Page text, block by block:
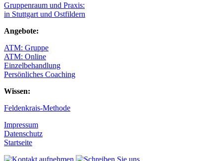
Gruppenraum und Praxis:
in Stuttgart und Ostfildern
Angebote:
ATM: Gruppe
ATM: Online
Einzelbehandlung
Persönliches Coaching
Wissen:
Feldenkrais-Methode
Impressum
Datenschutz
Startseite